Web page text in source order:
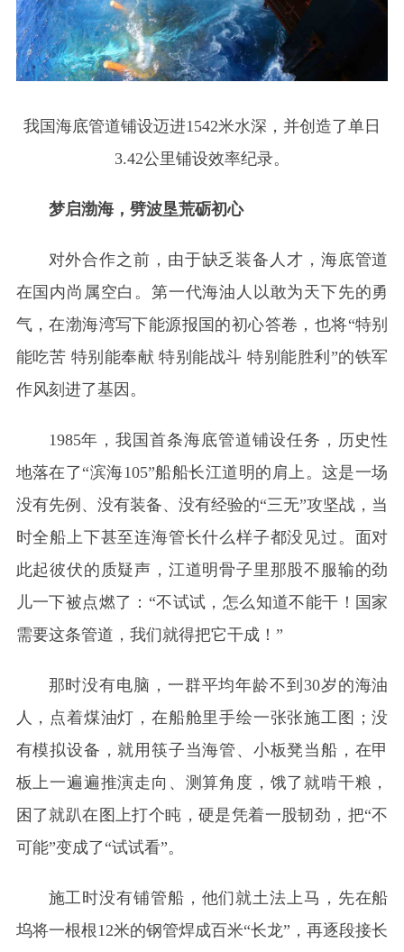
我国海底管道铺设迈进1542米水深，并创造了单日
3.42公里铺设效率纪录。
梦启渤海，劈波垦荒砺初心
对外合作之前，由于缺乏装备人才，海底管道
在国内尚属空白。第一代海油人以敢为天下先的勇
气，在渤海湾写下能源报国的初心答卷，也将“特别
能吃苦 特别能奉献 特别能战斗 特别能胜利”的铁军
作风刻进了基因。
1985年，我国首条海底管道铺设任务，历史性
地落在了“滨海105”船船长江道明的肩上。这是一场
没有先例、没有装备、没有经验的“三无”攻坚战，当
时全船上下甚至连海管长什么样子都没见过。面对
此起彼伏的质疑声，江道明骨子里那股不服输的劲
儿一下被点燃了：“不试试，怎么知道不能干！国家
需要这条管道，我们就得把它干成！”
那时没有电脑，一群平均年龄不到30岁的海油
人，点着煤油灯，在船舱里手绘一张张施工图；没
有模拟设备，就用筷子当海管、小板凳当船，在甲
板上一遍遍推演走向、测算角度，饿了就啃干粮，
困了就趴在图上打个盹，硬是凭着一股韧劲，把“不
可能”变成了“试试看”。
施工时没有铺管船，他们就土法上马，先在船
坞将一根根12米的钢管焊成百米“长龙”，再逐段接长